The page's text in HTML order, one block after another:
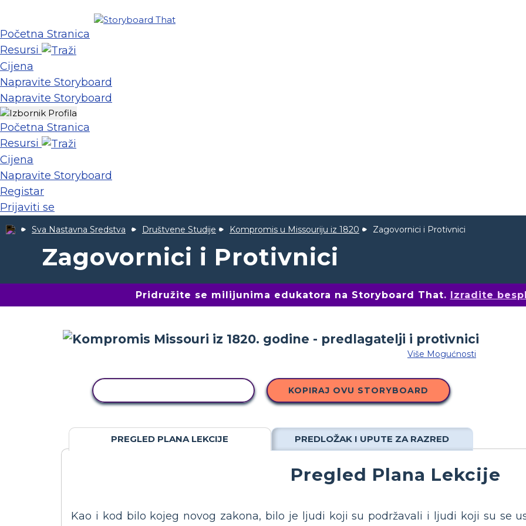
Početna Stranica
Resursi
Cijena
Napravite Storyboard
Napravite Storyboard
Početna Stranica
Resursi
Cijena
Napravite Storyboard
Registar
Prijaviti se
Sva Nastavna Sredstva Društvene Studije Kompromis u Missouriju iz 1820 Zagovornici i Protivnici
Zagovornici i Protivnici
Pridružite se milijunima edukatora na Storyboard That. Izradite
Više Mogućnosti
KOPIRAJ OVU STORYBOARD
PREGLED PLANA LEKCIJE PREDLOŽAK I UPUTE ZA RAZRED
Pregled Plana Lekcije
Kao i kod bilo kojeg novog zakona, bilo je ljudi koji su podržavali i ljudi koji su se